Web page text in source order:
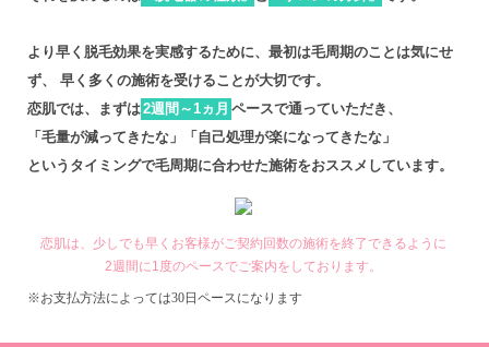
医療
より早く脱毛効果を実感するために、最初は毛周期のことは気にせ
ず、
早く多くの施術を受けることが大切です。
恋肌では、まずは2週間～1ヵ月 ペースで通っていただき、
「毛量が減ってきたな」「自己処理が楽になってきたな」
というタイミングで毛周期に合わせた施術をおススメしています。
恋肌は、少しでも早くお客様がご契約回数の施術を終了できるように
2週間に1度のペースでご案内をしております。
※お支払方法によっては30日ペースになります